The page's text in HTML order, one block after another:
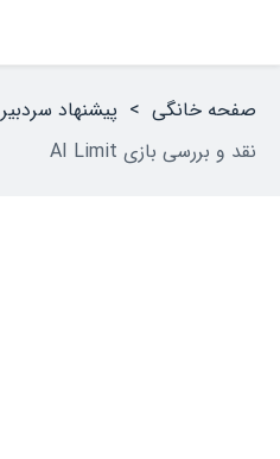
صفحه خانگی > پیشنهاد سردبیر
نقد و بررسی بازی AI Limit